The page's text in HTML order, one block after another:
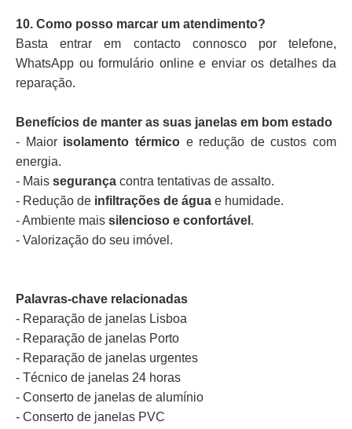
10. Como posso marcar um atendimento?
Basta entrar em contacto connosco por telefone,
WhatsApp ou formulário online e enviar os detalhes da
reparação.
Benefícios de manter as suas janelas em bom estado
- Maior isolamento térmicoe redução de custos com
energia.
- Mais segurança contra tentativas de assalto.
- Redução de infiltrações de água e humidade.
- Ambiente mais silencioso e confortável .
- Valorização do seu imóvel.
Palavras-chave relacionadas
- Reparação de janelas Lisboa
- Reparação de janelas Porto
- Reparação de janelas urgentes
- Técnico de janelas 24 horas
- Conserto de janelas de alumínio
- Conserto de janelas PVC